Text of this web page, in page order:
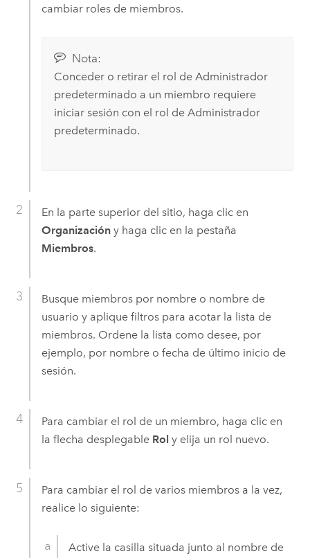
cambiar roles de miembros.
Nota:
Conceder o retirar el rol de Administrador
predeterminado a un miembro requiere
iniciar sesión con el rol de Administrador
predeterminado.
En la parte superior del sitio, haga clic en
Organizacióny haga clic en la pestaña
Miembros.
Busque miembros por nombre o nombre de
usuario y aplique filtros para acotar la lista de
miembros. Ordene la lista como desee, por
ejemplo, por nombre o fecha de último inicio de
sesión.
Para cambiar el rol de un miembro, haga clic en
la flecha desplegable Rol y elija un rol nuevo.
Para cambiar el rol de varios miembros a la vez,
realice lo siguiente:
Active la casilla situada junto al nombre de